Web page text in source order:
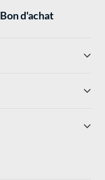
Bon d'achat